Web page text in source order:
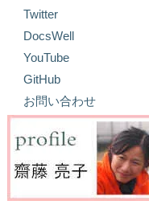
Twitter
DocsWell
YouTube
GitHub
お問い合わせ